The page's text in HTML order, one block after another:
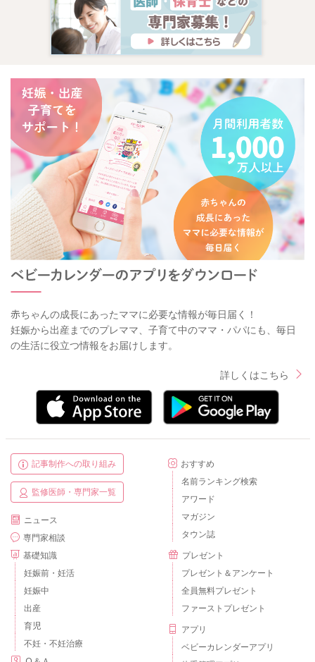
赤ちゃんの成長にあったママに必要な情報が毎日届く！
妊娠から出産までのプレママ、子育て中のママ・パパにも、毎日
の生活に役立つ情報をお届けします。
詳しくはこちら
記事制作への取り組み
監修医師・専門家一覧
ニュース
専門家相談
基礎知識
妊娠前・妊活
妊娠中
出産
育児
不妊・不妊治療
おすすめ
名前ランキング検索
アワード
マガジン
タウン誌
プレゼント
プレゼント＆アンケート
全員無料プレゼント
ファーストプレゼント
アプリ
ベビーカレンダーアプリ